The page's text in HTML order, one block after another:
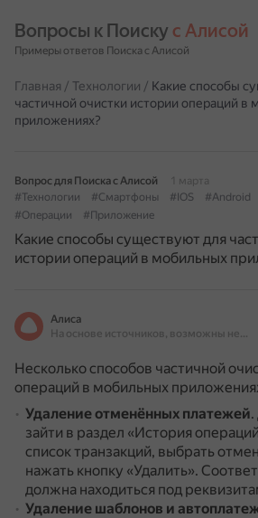
Вопросы к Поиску с Алисой
Примеры ответов Поиска с Алисой
Главная / Технологии / Какие способы
частичной очистки истории операций в
приложениях?
Вопрос для Поиска с Алисой
1 марта
#Технологии
#Смартфоны #IOS #Android
#Операции
#Приложение
Какие способы существуют для
истории операций в мобильных
Алиса
На основе источников, возможны неточности
Несколько способов частичной
операций в мобильных
Удаление отменённых платежей.
зайти в раздел «История
список транзакций, выбрать
нажать кнопку «Удалить».
должна находиться под
Удаление шаблонов и